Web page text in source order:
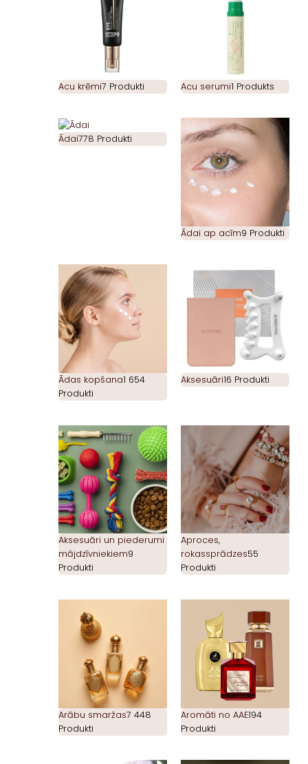
Acu krēmi7 Produkti Acu serumi1 Produkts
Ādai778 Produkti
Ādai ap acīm9 Produkti
Ādas kopšana1 654
Produkti
Aksesuāri16 Produkti
Aksesuāri un piederumi
mājdzīvniekiem9
Produkti
Aproces,
rokassprādzes55
Produkti
Arābu smaržas7 448
Produkti
Aromāti no AAE194
Produkti